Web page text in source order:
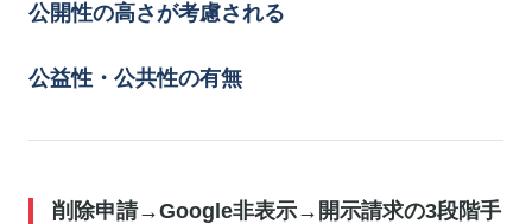
公開性の高さが考慮される
公益性・公共性の有無
削除申請→Google非表示→開示請求の3段階手